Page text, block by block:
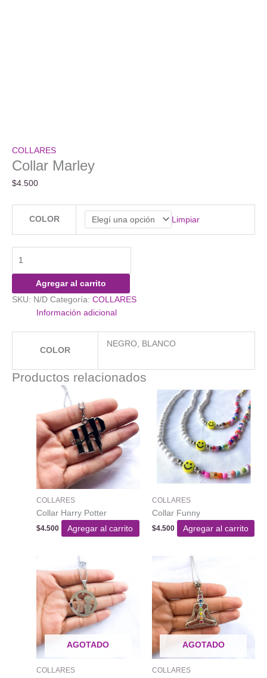
COLLARES
Collar Marley
$4.500
COLOR Limpiar
Marley
cantidadAgregar al carrito
SKU: N/D Categoría: COLLARES
Información adicional
COLOR
NEGRO, BLANCO
Productos relacionados
COLLARES
Collar Harry Potter
$4.500 Agregar al carrito
COLLARES
Collar Funny
$4.500 Agregar al carrito
AGOTADO
COLLARES
AGOTADO
COLLARES